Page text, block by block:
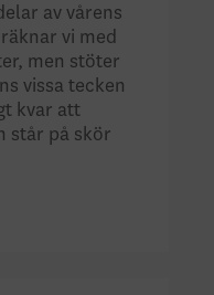
av vårens
vi med
men stöter
vissa tecken
kvar att
står på skör